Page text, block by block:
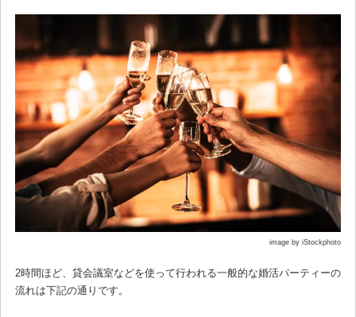
image by iStockphoto
2時間ほど、貸会議室などを使って行われる一般的な婚活パーティーの
流れは下記の通りです。